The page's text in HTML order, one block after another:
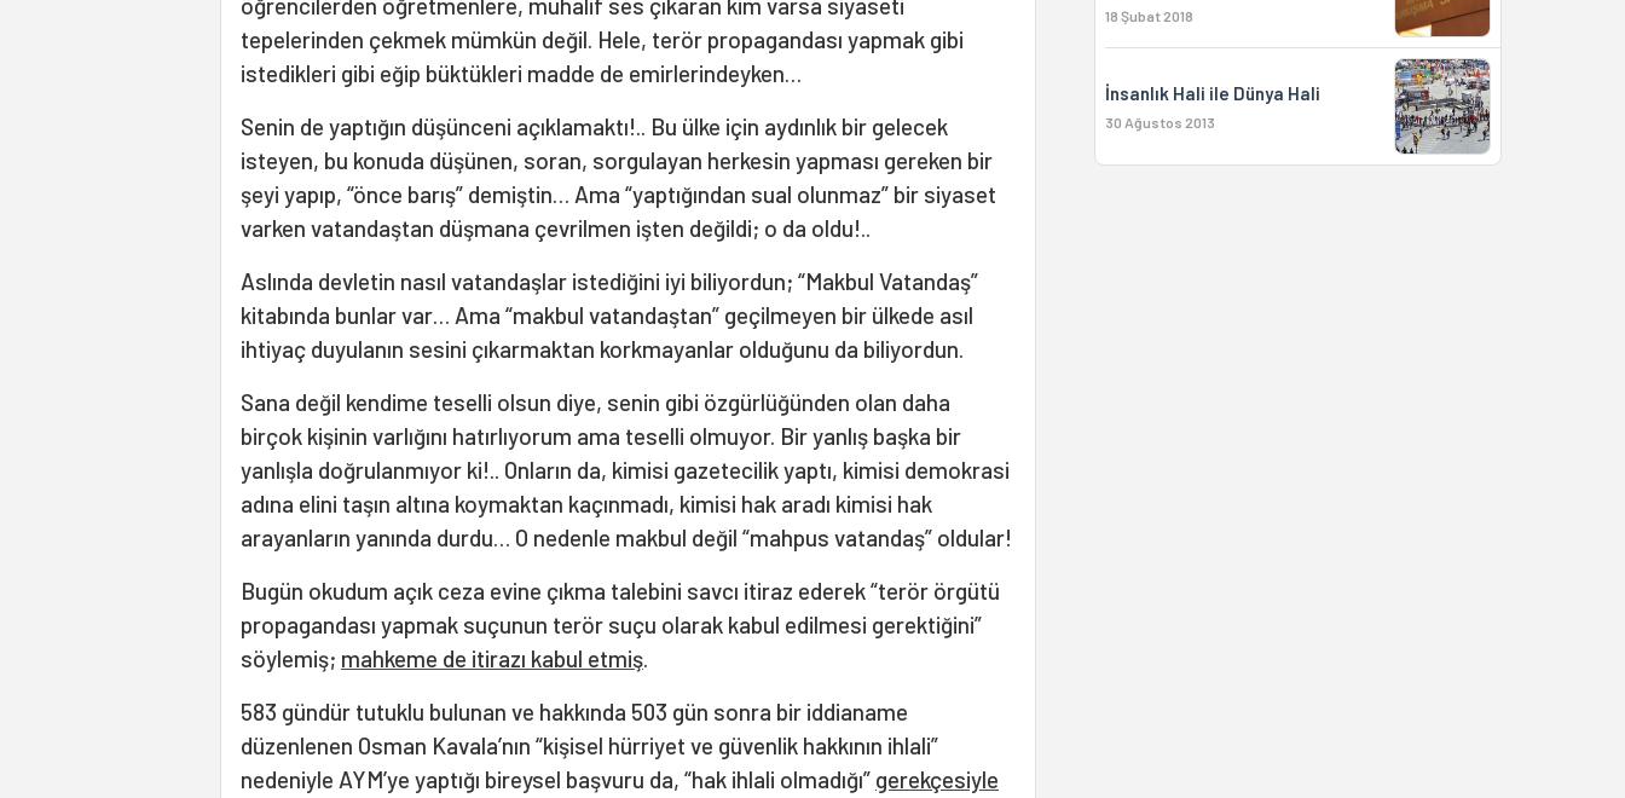
tepelerinden çekmek mümkün değil. Hele, terör propagandası yapmak gibi
istedikleri gibi eğip büktükleri madde de emirlerindeyken…
Senin de yaptığın düşünceni açıklamaktı!.. Bu ülke için aydınlık bir gelecek
isteyen, bu konuda düşünen, soran, sorgulayan herkesin yapması gereken bir
şeyi yapıp, “önce barış” demiştin… Ama “yaptığından sual olunmaz” bir siyaset
varken vatandaştan düşmana çevrilmen işten değildi; o da oldu!..
Aslında devletin nasıl vatandaşlar istediğini iyi biliyordun; “Makbul Vatandaş”
kitabında bunlar var… Ama “makbul vatandaştan” geçilmeyen bir ülkede asıl
ihtiyaç duyulanın sesini çıkarmaktan korkmayanlar olduğunu da biliyordun.
Sana değil kendime teselli olsun diye, senin gibi özgürlüğünden olan daha
birçok kişinin varlığını hatırlıyorum ama teselli olmuyor. Bir yanlış başka bir
yanlışla doğrulanmıyor ki!.. Onların da, kimisi gazetecilik yaptı, kimisi demokrasi
adına elini taşın altına koymaktan kaçınmadı, kimisi hak aradı kimisi hak
arayanların yanında durdu… O nedenle makbul değil “mahpus vatandaş” oldular!
Bugün okudum açık ceza evine çıkma talebini savcı itiraz ederek “terör örgütü
propagandası yapmak suçunun terör suçu olarak kabul edilmesi gerektiğini”
söylemiş; mahkeme de itirazı kabul etmiş.
583 gündür tutuklu bulunan ve hakkında 503 gün sonra bir iddianame
düzenlenen Osman Kavala’nın “kişisel hürriyet ve güvenlik hakkının ihlali”
nedeniyle AYM’ye yaptığı bireysel başvuru da, “hak ihlali olmadığı” gerekçesiyle
18 Şubat 2018
İnsanlık Hali ile Dünya Hali
30 Ağustos 2013